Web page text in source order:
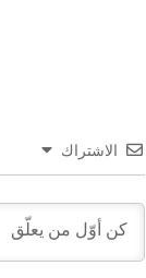
الاشتراك